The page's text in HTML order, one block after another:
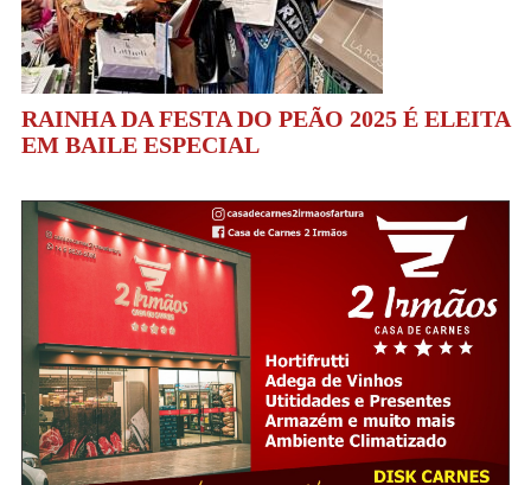
RAINHA DA FESTA DO PEÃO 2025 É ELEITA
EM BAILE ESPECIAL